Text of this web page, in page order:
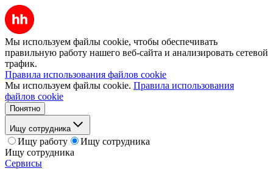
Мы используем файлы cookie, чтобы обеспечивать
правильную работу нашего веб-сайта и анализировать сетевой
трафик.
Правила использования файлов cookie
Мы используем файлы cookie. Правила использования
файлов cookie
Понятно
Ищу сотрудника
Ищу работу
Ищу сотрудника
Ищу сотрудника
Сервисы